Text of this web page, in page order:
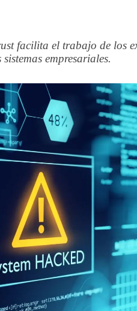
facilita el trabajo de los
empresariales.